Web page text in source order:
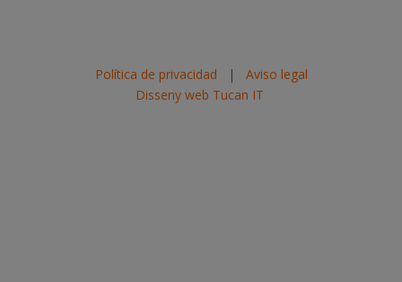
Política de privacidad | Aviso legal
Disseny web Tucan IT